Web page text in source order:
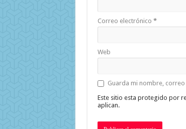
Correo electrónico *
Web
Guarda mi nombre,
Este sitio esta protegido por
aplican.